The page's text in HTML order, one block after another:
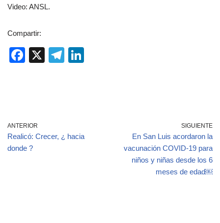
Video: ANSL.
Compartir:
F
o
o
X
T
m n
ANTERIOR
Realicó: Crecer, ¿ hacia
donde ?
SIGUIENTE
En San Luis acordaron la
vacunación COVID-19 para
niños y niñas desde los 6
meses de edad￼